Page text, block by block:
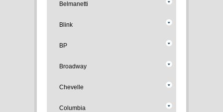
Belmanetti
Blink
BP
Broadway
Chevelle
Columbia